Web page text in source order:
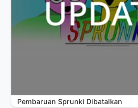
Pembaruan Sprunki Dibatalkan